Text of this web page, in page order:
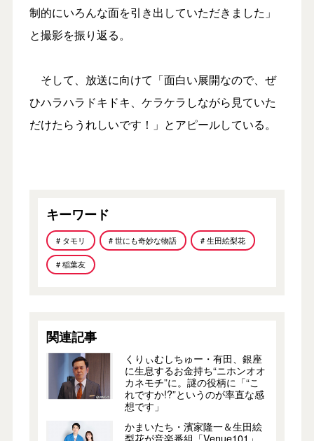
制的にいろんな面を引き出していただきました」
と撮影を振り返る。
そして、放送に向けて「面白い展開なので、ぜ
ひハラハラドキドキ、ケラケラしながら見ていた
だけたらうれしいです！」とアピールしている。
キーワード
# タモリ # 世にも奇妙な物語 # 生田絵梨花
# 稲葉友
関連記事
くりぃむしちゅー・有田、銀座
に生息するお金持ち“ニホンオオ
カネモチ”に。謎の役柄に「“こ
れですか!?”というのが率直な感
想です」
かまいたち・濱家隆一＆生田絵
梨花が音楽番組「Venue101」